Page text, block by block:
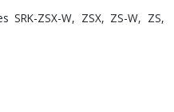
SRK-ZSX-W, ZSX, ZS-W, ZS,